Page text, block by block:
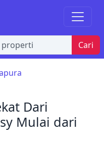
Cari
Dari
Mulai dari